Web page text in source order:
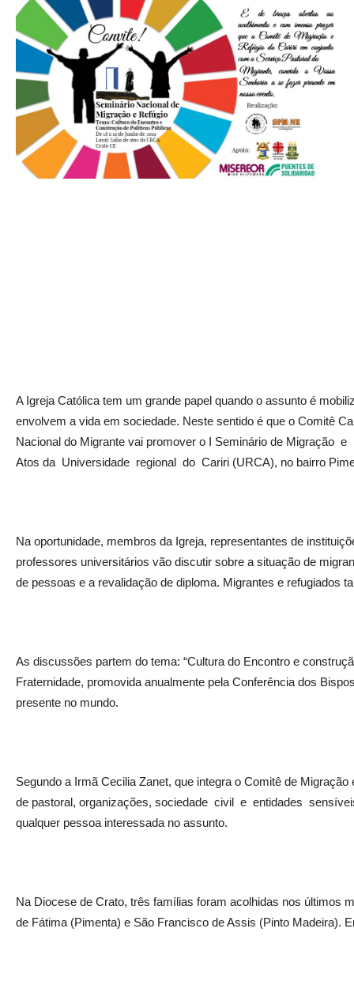
A Igreja Católica tem um grande papel quando o assunto é
envolvem a vida em sociedade. Neste sentido é que o Comitê
Nacional do Migrante vai promover o I Seminário de Migração
Atos da Universidade regional do Cariri (URCA), no bairro
Na oportunidade, membros da Igreja, representantes de
professores universitários vão discutir sobre a situação de
de pessoas e a revalidação de diploma. Migrantes e refugiados
As discussões partem do tema: “Cultura do Encontro e
Fraternidade, promovida anualmente pela Conferência dos
presente no mundo.
Segundo a Irmã Cecilia Zanet, que integra o Comitê de
de pastoral, organizações, sociedade civil e entidades
qualquer pessoa interessada no assunto.
Na Diocese de Crato, três famílias foram acolhidas nos últimos
de Fátima (Pimenta) e São Francisco de Assis (Pinto Madeira).